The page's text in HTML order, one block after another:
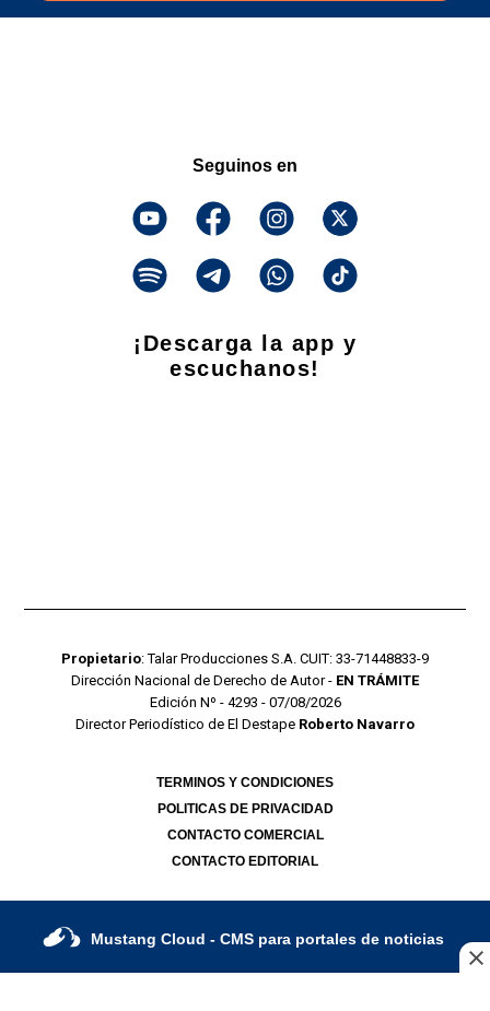
Seguinos en
¡Descarga la app y
escuchanos!
Propietario: Talar Producciones S.A. CUIT: 33-71448833-9
Dirección Nacional de Derecho de Autor - EN TRÁMITE
Edición Nº - 4293 - 07/08/2026
Director Periodístico de El Destape Roberto Navarro
TERMINOS Y CONDICIONES
POLITICAS DE PRIVACIDAD
CONTACTO COMERCIAL
CONTACTO EDITORIAL
Mustang Cloud - CMS para portales de noticias